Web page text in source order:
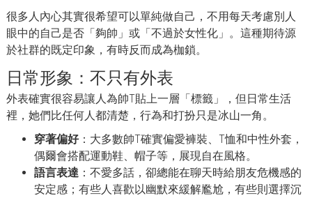
很多人內心其實很希望可以單純做自己，不用每天考慮別人
眼中的自己是否「夠帥」或「不過於女性化」。這種期待源
於社群的既定印象，有時反而成為枷鎖。
日常形象：不只有外表
外表確實很容易讓人為帥T貼上一層「標籤」，但日常生活
裡，她們比任何人都清楚，行為和打扮只是冰山一角。
穿著偏好：大多數帥T確實偏愛褲裝、T恤和中性外套，
偶爾會搭配運動鞋、帽子等，展現自在風格。
語言表達 ：不愛多話，卻總能在聊天時給朋友危機感的
安定感；有些人喜歡以幽默來緩解尷尬，有些則選擇沉